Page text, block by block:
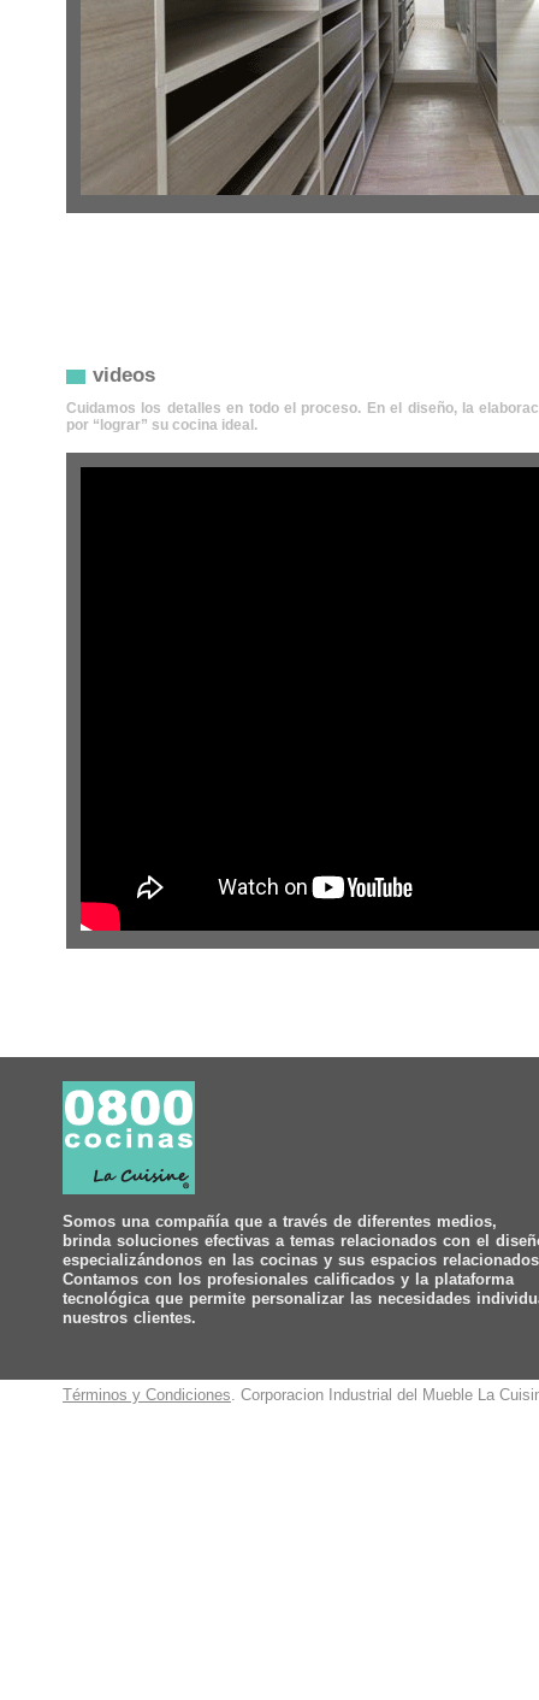
videos
Cuidamos los detalles en todo el proceso. En el diseño, la
por “lograr” su cocina ideal.
Somos una compañía que a través de diferentes medios,
brinda soluciones efectivas a temas relacionados con el
especializándonos en las cocinas y sus espacios
Contamos con los profesionales calificados y la plataforma
tecnológica que permite personalizar las necesidades
nuestros clientes.
Términos y Condiciones. Corporacion Industrial del Mueble La